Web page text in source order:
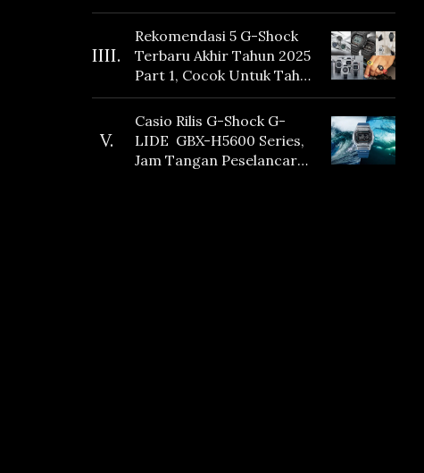
Masa Baterai 10 Tahun
dan Fitur Vibration
IIII.
Rekomendasi 5 G-Shock
Terbaru Akhir Tahun 2025
Part 1, Cocok Untuk Tahun
Baru!
V.
Casio Rilis G-Shock G-
LIDE GBX-H5600 Series,
Jam Tangan Peselancar